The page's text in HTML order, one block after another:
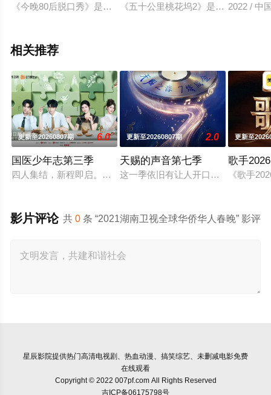
《今晚80后脱口秀》是东方卫视于2012年5月13日开办的一档
《五十公里桃花坞2》是一档生活类
2022 / 中
相关推荐
更新至20260807期 6.0
国医少年志第三季
四人集结，新程即启。和陈妍希、夏之光、高卿尘、李雅娟一
更新至20260807期 2.0
天赐的声音第七季
这一季依旧有让人开口就想跟唱的歌
更新至
歌手2026
《歌手
共0 条 “2021湖南卫视全球华侨华人春晚” 影评
影片评论
星辰影院提供热门高清电视剧、热血动漫、搞笑综艺、未删减电影免费
在线观看
Copyright © 2022 007pf.com All Rights Reserved
吉ICP备06175798号